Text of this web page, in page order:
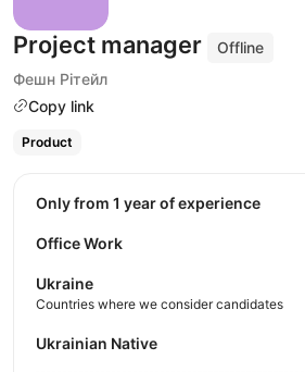
Project manager
Offline
Фешн Рітейл
Copy link
Product
Only from 1 year of experience
Office Work
Ukraine
Countries where we consider candidates
Ukrainian Native